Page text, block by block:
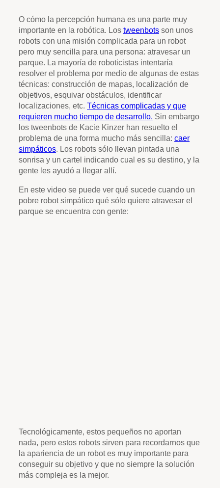
O cómo la percepción humana es una parte muy
importante en la robótica. Los tweenbots son unos
robots con una misión complicada para un robot
pero muy sencilla para una persona: atravesar un
parque. La mayoría de roboticistas intentaría
resolver el problema por medio de algunas de estas
técnicas: construcción de mapas, localización de
objetivos, esquivar obstáculos, identificar
localizaciones, etc. Técnicas complicadas y que
requieren mucho tiempo de desarrollo. Sin embargo
los tweenbots de Kacie Kinzer han resuelto el
problema de una forma mucho más sencilla: caer
simpáticos. Los robots sólo llevan pintada una
sonrisa y un cartel indicando cual es su destino, y la
gente les ayudó a llegar allí.
En este video se puede ver qué sucede cuando un
pobre robot simpático qué sólo quiere atravesar el
parque se encuentra con gente:
Tecnológicamente, estos pequeños no aportan
nada, pero estos robots sirven para recordarnos que
la apariencia de un robot es muy importante para
conseguir su objetivo y que no siempre la solución
más compleja es la mejor.